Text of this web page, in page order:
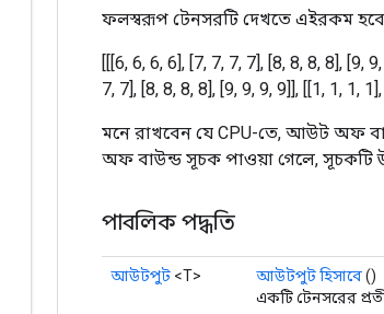
ফলস্বরূপ টেনসরটি দেখতে এইরকম
[[[6, 6, 6, 6], [7, 7, 7, 7], [8, 8, 8, 8], [9,
7, 7], [8, 8, 8, 8], [9, 9, 9, 9]], [[1, 1, 1,
মনে রাখবেন যে CPU-তে, আউট অফ
অফ বাউন্ড সূচক পাওয়া গেলে, সূচকটি
পাবলিক পদ্ধতি
আউটপুট <T> আউটপুট হিসাবে()
একটি টেনসরের